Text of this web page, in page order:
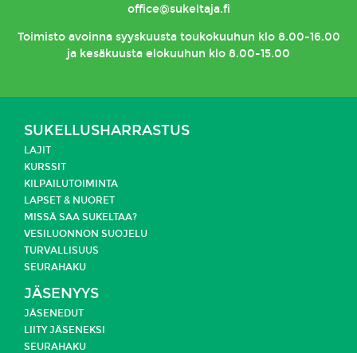
office@sukeltaja.fi
Toimistoavoinna syyskuusta toukokuuhun klo 8.00-16.00
ja kesäkuusta elokuuhun klo 8.00-15.00
SUKELLUSHARRASTUS
LAJIT
KURSSIT
KILPAILUTOIMINTA
LAPSET & NUORET
MISSÄ SAA SUKELTAA?
VESILUONNON SUOJELU
TURVALLISUUS
SEURAHAKU
JÄSENYYS
JÄSENEDUT
LIITY JÄSENEKSI
SEURAHAKU